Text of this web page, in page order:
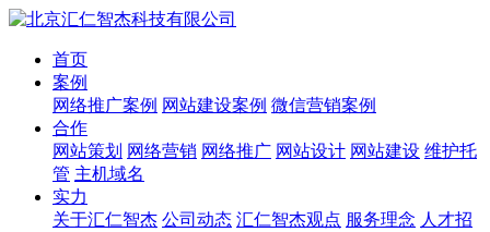
首页
案例
网络推广案例 网站建设案例 微信营销案例
合作
网站策划 网络营销 网络推广 网站设计 网站建设 维护托
管 主机域名
实力
关于汇仁智杰 公司动态 汇仁智杰观点 服务理念 人才招